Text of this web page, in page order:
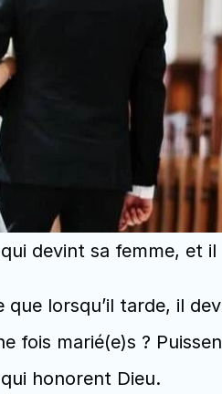
devint sa femme, et il
lorsqu’il tarde, il
fois marié(e)s ?
honorent Dieu.